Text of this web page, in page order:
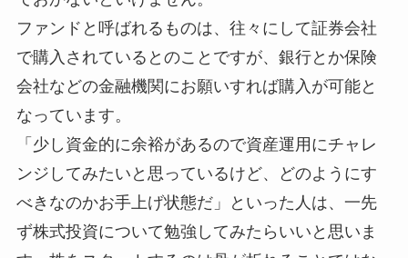
ファンドと呼ばれるものは、往々にして証券会社
で購入されているとのことですが、銀行とか保険
会社などの金融機関にお願いすれば購入が可能と
なっています。
「少し資金的に余裕があるので資産運用にチャレ
ンジしてみたいと思っているけど、どのようにす
べきなのかお手上げ状態だ」といった人は、一先
ず株式投資について勉強してみたらいいと思いま